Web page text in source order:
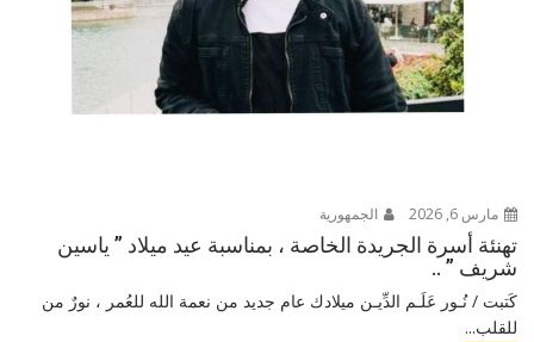
مارس 6, 2026 الجمهورية
تهنئة أسرة الجريدة الخاصة ، بمناسبة عيد ميلاد ” ياسين
شريف ” ..
كَتبت / نُـور عَلَـم الدِّيـن ميلادك عام جديد من نعمة الله للعُمر ، نورٌ من
للقلب...